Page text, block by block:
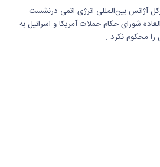
آژانس بین‌المللی انرژی اتمی درنشست
شورای حکام حملات آمریکا و اسرائیل به
را محکوم نکرد .